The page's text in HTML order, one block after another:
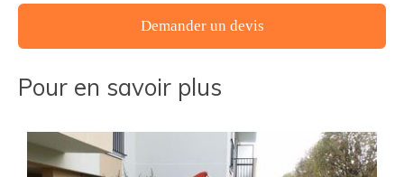
Demander un devis
Pour en savoir plus